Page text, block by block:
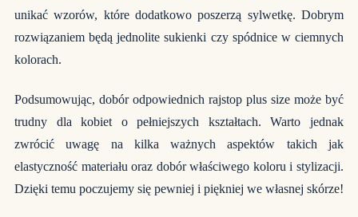
unikać wzorów, które dodatkowo poszerzą sylwetkę. Dobrym
rozwiązaniem będą jednolite sukienki czy spódnice w ciemnych
kolorach.
Podsumowując, dobór odpowiednich rajstop plus size może być
trudny dla kobiet o pełniejszych kształtach. Warto jednak
zwrócić uwagę na kilka ważnych aspektów takich jak
elastyczność materiału oraz dobór właściwego koloru i stylizacji.
Dzięki temu poczujemy się pewniej i piękniej we własnej skórze!